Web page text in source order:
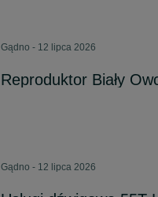
Gądno - 12 lipca 2026
Reproduktor Biały
Gądno - 12 lipca 2026